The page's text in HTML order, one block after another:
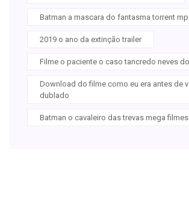
Batman a mascara do fantasma torrent
2019 o ano da extinção trailer
Filme o paciente o caso tancredo neves
Download do filme como eu era antes de
dublado
Batman o cavaleiro das trevas mega